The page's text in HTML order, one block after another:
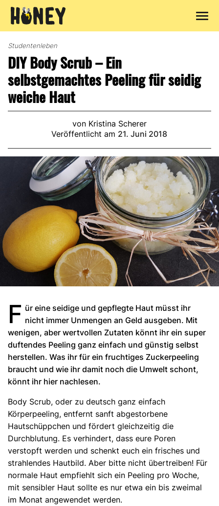
Inhalt
Studentenleben
DIY Body Scrub – Ein
selbstgemachtes Peeling für seidig
weiche Haut
von Kristina Scherer
Veröffentlicht am 21. Juni 2018
F ür eine seidige und gepflegte Haut müsst ihr
nicht immer Unmengen an Geld ausgeben. Mit
wenigen, aber wertvollen Zutaten könnt ihr ein super
duftendes Peeling ganz einfach und günstig selbst
herstellen. Was ihr für ein fruchtiges Zuckerpeeling
braucht und wie ihr damit noch die Umwelt schont,
könnt ihr hier nachlesen.
Body Scrub, oder zu deutsch ganz einfach
Körperpeeling, entfernt sanft abgestorbene
Hautschüppchen und fördert gleichzeitig die
Durchblutung. Es verhindert, dass eure Poren
verstopft werden und schenkt euch ein frisches und
strahlendes Hautbild. Aber bitte nicht übertreiben! Für
normale Haut empfiehlt sich ein Peeling pro Woche,
mit sensibler Haut sollte es nur etwa ein bis zweimal
im Monat angewendet werden.